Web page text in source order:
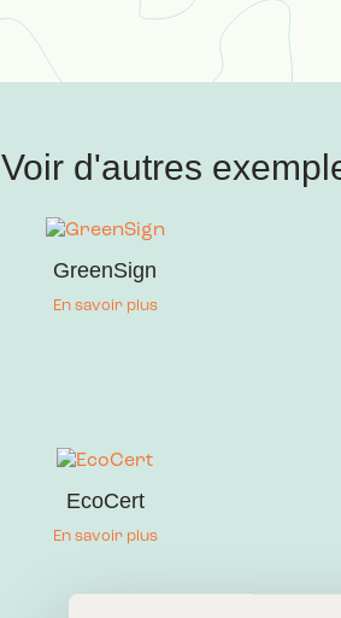
Voir d'autres
GreenSign
En savoir plus
EcoCert
En savoir plus